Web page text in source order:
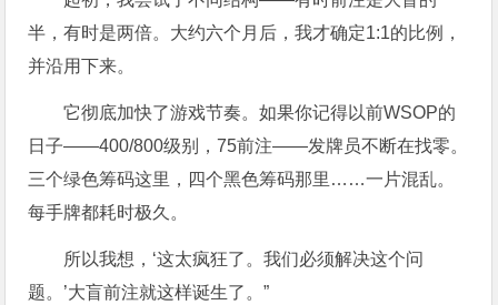
半，有时是两倍。大约六个月后，我才确定1:1的比例，
并沿用下来。
它彻底加快了游戏节奏。如果你记得以前WSOP的
日子——400/800级别，75前注——发牌员不断在找零。
三个绿色筹码这里，四个黑色筹码那里……一片混乱。
每手牌都耗时极久。
所以我想，‘这太疯狂了。我们必须解决这个问
题。’大盲前注就这样诞生了。”